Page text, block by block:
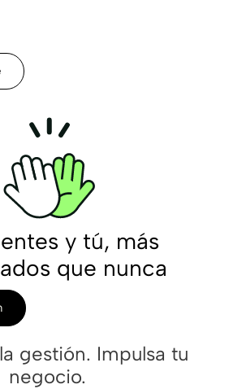
y tú, más
que nunca
gestión. Impulsa tu
negocio.